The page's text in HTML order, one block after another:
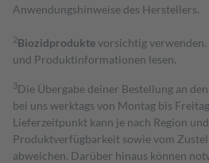
Anwendungshinweise des Herstellers.
2Biozidproduktevorsichtig
und Produktinformationen lesen.
3Die Übergabe deiner Bestellung an
bei uns werktags von Montag bis
Lieferzeitpunkt kann je nach Region
Produktverfügbarkeit sowie vom
abweichen. Darüber hinaus können